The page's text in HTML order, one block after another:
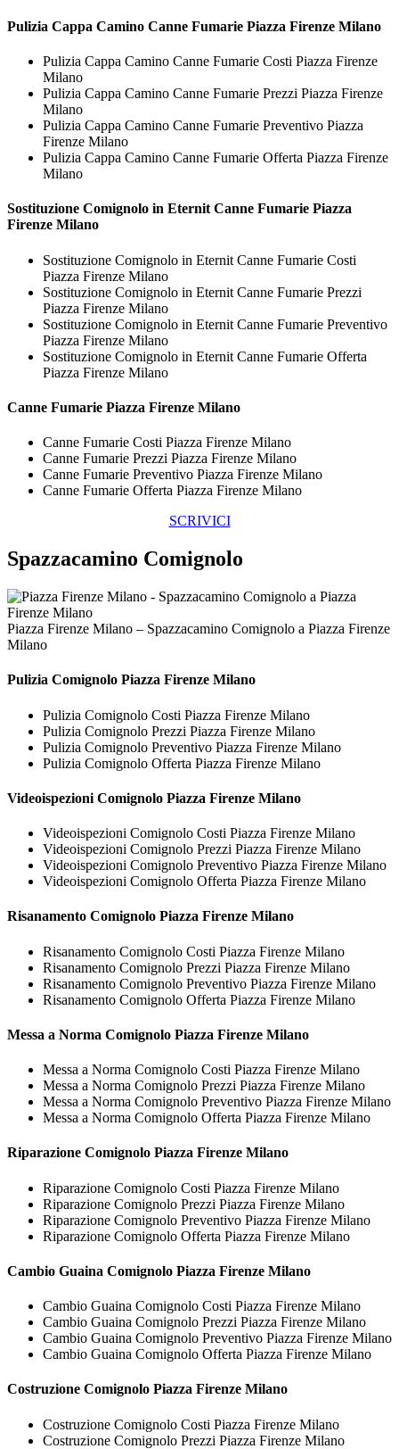
Pulizia Cappa Camino Canne Fumarie Piazza Firenze Milano
Pulizia Cappa Camino Canne Fumarie Costi Piazza Firenze
Milano
Pulizia Cappa Camino Canne Fumarie Prezzi Piazza Firenze
Milano
Pulizia Cappa Camino Canne Fumarie Preventivo Piazza
Firenze Milano
Pulizia Cappa Camino Canne Fumarie Offerta Piazza Firenze
Milano
Sostituzione Comignolo in Eternit Canne Fumarie Piazza
Firenze Milano
Sostituzione Comignolo in Eternit Canne Fumarie Costi
Piazza Firenze Milano
Sostituzione Comignolo in Eternit Canne Fumarie Prezzi
Piazza Firenze Milano
Sostituzione Comignolo in Eternit Canne Fumarie Preventivo
Piazza Firenze Milano
Sostituzione Comignolo in Eternit Canne Fumarie Offerta
Piazza Firenze Milano
Canne Fumarie Piazza Firenze Milano
Canne Fumarie Costi Piazza Firenze Milano
Canne Fumarie Prezzi Piazza Firenze Milano
Canne Fumarie Preventivo Piazza Firenze Milano
Canne Fumarie Offerta Piazza Firenze Milano
SCRIVICI
Spazzacamino Comignolo
Piazza Firenze Milano – Spazzacamino Comignolo a Piazza Firenze
Milano
Pulizia Comignolo Piazza Firenze Milano
Pulizia Comignolo Costi Piazza Firenze Milano
Pulizia Comignolo Prezzi Piazza Firenze Milano
Pulizia Comignolo Preventivo Piazza Firenze Milano
Pulizia Comignolo Offerta Piazza Firenze Milano
Videoispezioni Comignolo Piazza Firenze Milano
Videoispezioni Comignolo Costi Piazza Firenze Milano
Videoispezioni Comignolo Prezzi Piazza Firenze Milano
Videoispezioni Comignolo Preventivo Piazza Firenze Milano
Videoispezioni Comignolo Offerta Piazza Firenze Milano
Risanamento Comignolo Piazza Firenze Milano
Risanamento Comignolo Costi Piazza Firenze Milano
Risanamento Comignolo Prezzi Piazza Firenze Milano
Risanamento Comignolo Preventivo Piazza Firenze Milano
Risanamento Comignolo Offerta Piazza Firenze Milano
Messa a Norma Comignolo Piazza Firenze Milano
Messa a Norma Comignolo Costi Piazza Firenze Milano
Messa a Norma Comignolo Prezzi Piazza Firenze Milano
Messa a Norma Comignolo Preventivo Piazza Firenze Milano
Messa a Norma Comignolo Offerta Piazza Firenze Milano
Riparazione Comignolo Piazza Firenze Milano
Riparazione Comignolo Costi Piazza Firenze Milano
Riparazione Comignolo Prezzi Piazza Firenze Milano
Riparazione Comignolo Preventivo Piazza Firenze Milano
Riparazione Comignolo Offerta Piazza Firenze Milano
Cambio Guaina Comignolo Piazza Firenze Milano
Cambio Guaina Comignolo Costi Piazza Firenze Milano
Cambio Guaina Comignolo Prezzi Piazza Firenze Milano
Cambio Guaina Comignolo Preventivo Piazza Firenze Milano
Cambio Guaina Comignolo Offerta Piazza Firenze Milano
Costruzione Comignolo Piazza Firenze Milano
Costruzione Comignolo Costi Piazza Firenze Milano
Costruzione Comignolo Prezzi Piazza Firenze Milano